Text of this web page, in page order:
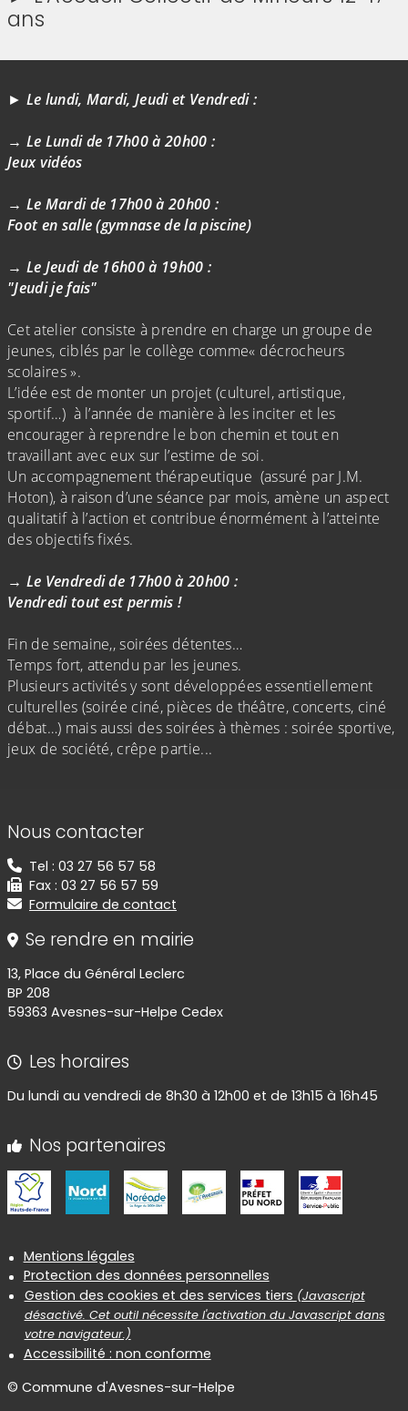
ans
► Le lundi, Mardi, Jeudi et Vendredi :
→ Le Lundi de 17h00 à 20h00 :
Jeux vidéos
→ Le Mardi de 17h00 à 20h00 :
Foot en salle (gymnase de la piscine)
→ Le Jeudi de 16h00 à 19h00 :
"Jeudi je fais"
Cet atelier consiste à prendre en charge un groupe de
jeunes, ciblés par le collège comme« décrocheurs
scolaires ».
L’idée est de monter un projet (culturel, artistique,
sportif…) à l’année de manière à les inciter et les
encourager à reprendre le bon chemin et tout en
travaillant avec eux sur l’estime de soi.
Un accompagnement thérapeutique (assuré par J.M.
Hoton), à raison d’une séance par mois, amène un aspect
qualitatif à l’action et contribue énormément à l’atteinte
des objectifs fixés.
→ Le Vendredi de 17h00 à 20h00 :
Vendredi tout est permis !
Fin de semaine,, soirées détentes…
Temps fort, attendu par les jeunes.
Plusieurs activités y sont développées essentiellement
culturelles (soirée ciné, pièces de théâtre, concerts, ciné
débat…) mais aussi des soirées à thèmes : soirée sportive,
jeux de société, crêpe partie...
Informations de contact
Nous contacter
Tel : 03 27 56 57 58
Fax : 03 27 56 57 59
Formulaire de contact
Se rendre en mairie
13, Place du Général Leclerc
BP 208
59363 Avesnes-sur-Helpe Cedex
Les horaires
Du lundi au vendredi de 8h30 à 12h00 et de 13h15 à 16h45
Nos partenaires
Informations réglementaires
Mentions légales
Protection des données personnelles
Gestion des cookies et des services tiers (Javascript
désactivé. Cet outil nécessite l'activation du Javascript dans
votre navigateur.)
Accessibilité : non conforme
© Commune d'Avesnes-sur-Helpe